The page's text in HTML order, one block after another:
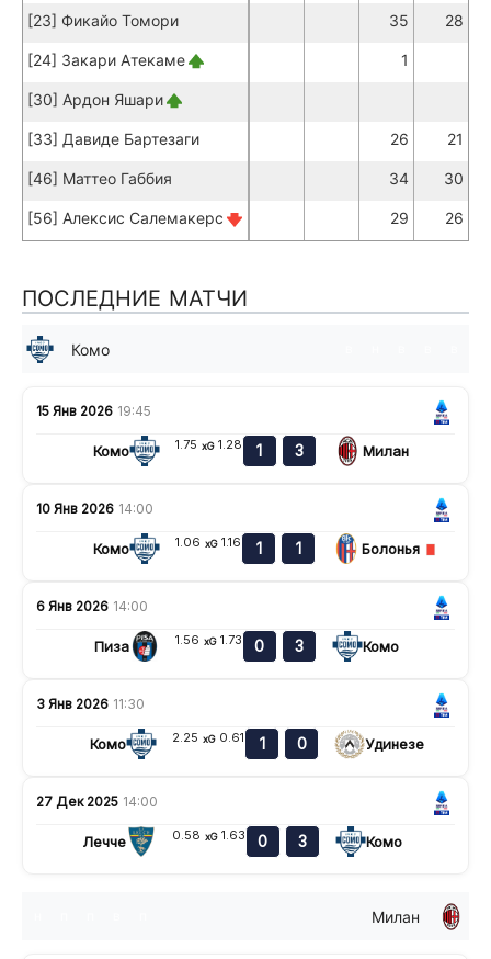
[23] Фикайо Томори 35 28
[24] Закари Атекаме 1
[30] Ардон Яшари
[33] Давиде Бартезаги 26 21
[46] Маттео Габбия 34 30
[56] Алексис Салемакерс 29 26
ПОСЛЕДНИЕ МАТЧИ
Комо
15 Янв 2026 19:45
Комо 1.75 xG 1.28 1 3 Милан
10 Янв 2026 14:00
Комо 1.06 xG 1.16 1 1 Болонья
6 Янв 2026 14:00
Пиза 1.56 xG 1.73 0 3 Комо
3 Янв 2026 11:30
Комо 2.25 xG 0.61 1 0 Удинезе
27 Дек 2025 14:00
Лечче 0.58 xG 1.63 0 3 Комо
Милан